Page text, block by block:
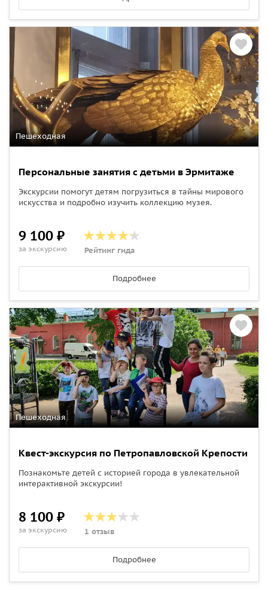
Пешеходная
Персональные занятия с детьми в Эрмитаже
Экскурсии помогут детям погрузиться в тайны мирового
искусства и подробно изучить коллекцию музея.
9 100 ₽
за экскурсию Рейтинг гида
Подробнее
Пешеходная
Квест-экскурсия по Петропавловской Крепости
Познакомьте детей с историей города в увлекательной
интерактивной экскурсии!
8 100 ₽
за экскурсию 1 отзыв
Подробнее